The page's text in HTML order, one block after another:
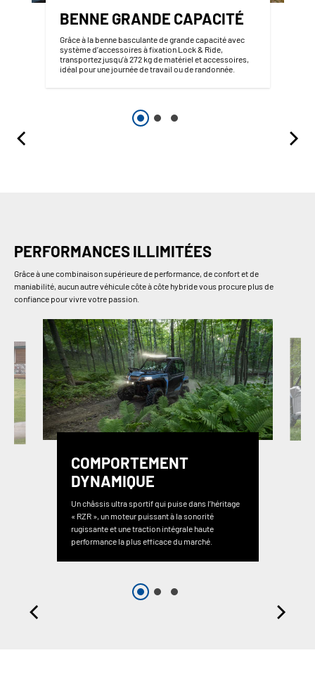
BENNE GRANDE CAPACITÉ
Grâce à la benne basculante de grande capacité avec
système d’accessoires à fixation Lock & Ride,
transportez jusqu’à 272 kg de matériel et accessoires,
idéal pour une journée de travail ou de randonnée.
PERFORMANCES ILLIMITÉES
Grâce à une combinaison supérieure de performance, de confort et de
maniabilité, aucun autre véhicule côte à côte hybride vous procure plus de
confiance pour vivre votre passion.
COMPORTEMENT
DYNAMIQUE
Un châssis ultra sportif qui puise dans l’héritage
« RZR », un moteur puissant à la sonorité
rugissante et une traction intégrale haute
performance la plus efficace du marché.